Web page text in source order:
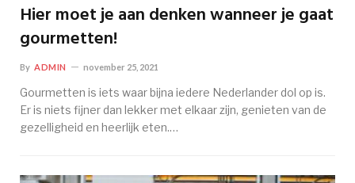
Hier moet je aan denken wanneer je gaat
gourmetten!
By ADMIN november 25, 2021
Gourmetten is iets waar bijna iedere Nederlander dol op is.
Er is niets fijner dan lekker met elkaar zijn, genieten van de
gezelligheid en heerlijk eten.…